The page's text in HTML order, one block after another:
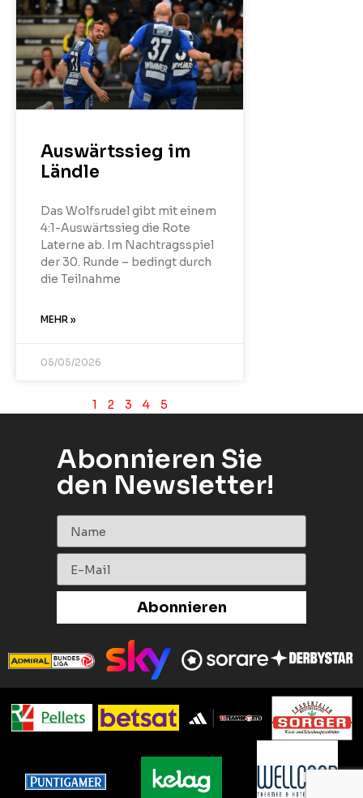
Auswärtssieg im
Ländle
Das Wolfsrudel gibt mit einem
4:1-Auswärtssieg die Rote
Laterne ab. Im Nachtragsspiel
der 30. Runde – bedingt durch
die Teilnahme
MEHR »
05/05/2026
1 2 3 4 5
Abonnieren Sie
den Newsletter!
Abonnieren